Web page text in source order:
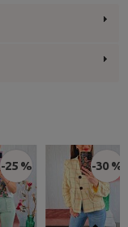
-25 % -30 %